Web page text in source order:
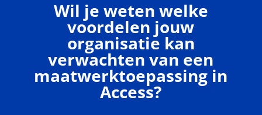
Wil je weten welke
voordelen jouw
organisatie kan
verwachten van een
maatwerktoepassing in
Access?